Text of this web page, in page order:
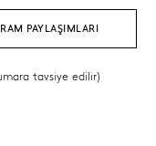
PAYLAŞIMLARI
tavsiye edilir)